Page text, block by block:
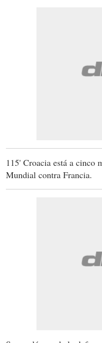
115' Croacia está a cinco
Mundial contra Francia.